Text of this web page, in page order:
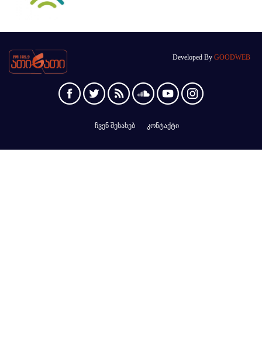
Developed By GOODWEB
ჩვენ შესახებ კონტაქტი